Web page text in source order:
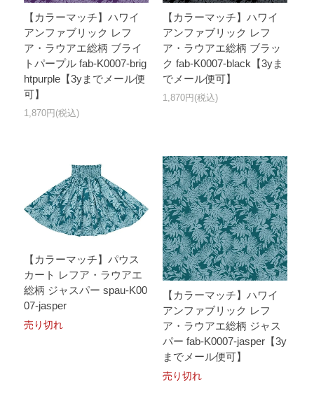
【カラーマッチ】ハワイ
アンファブリック レフ
ア・ラウアエ総柄 ブライ
トパープル fab-K0007-brig
htpurple【3yまでメール便
可】
1,870円(税込)
【カラーマッチ】ハワイ
アンファブリック レフ
ア・ラウアエ総柄 ブラッ
ク fab-K0007-black【3yま
でメール便可】
1,870円(税込)
【カラーマッチ】パウス
カート レフア・ラウアエ
総柄 ジャスパー spau-K00
07-jasper
売り切れ
【カラーマッチ】ハワイ
アンファブリック レフ
ア・ラウアエ総柄 ジャス
パー fab-K0007-jasper【3y
までメール便可】
売り切れ